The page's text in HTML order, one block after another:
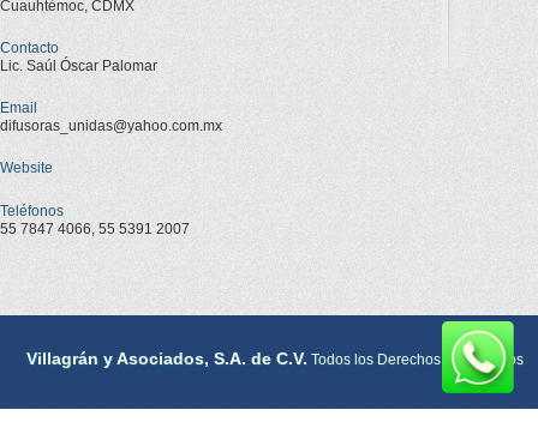
Cuauhtémoc, CDMX
Contacto
Lic. Saúl Óscar Palomar
Email
difusoras_unidas@yahoo.com.mx
Website
Teléfonos
55 7847 4066, 55 5391 2007
Villagrán y Asociados, S.A. de C.V. Todos los Derechos Reservados